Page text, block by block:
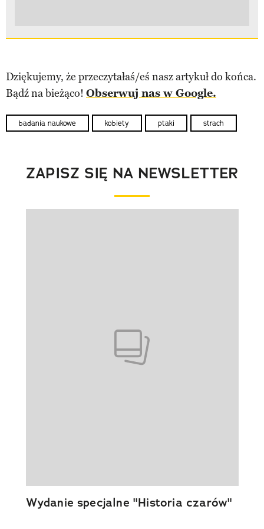
Dziękujemy, że przeczytałaś/eś nasz artykuł do końca.
Bądź na bieżąco! Obserwuj nas w Google.
badania naukowe kobiety ptaki strach
ZAPISZ SIĘ NA NEWSLETTER
Wydanie specjalne "Historia czarów"